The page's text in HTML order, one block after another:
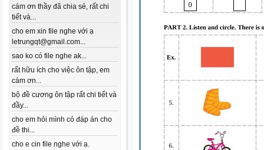
cám ơn thầy đã chia sẻ, rất chi
tiết và...
cho em xin file nghe với ạ
letrungqt@gmail.com...
sao ko có file nghe ak...
rất hữu ích cho việc ôn tập, em
cám ơn...
bộ đề cương ôn tập rất chi tiết và
đầy...
cho em hỏi mình có đáp án cho
đề thi...
cho e cin file nghe với ạ.